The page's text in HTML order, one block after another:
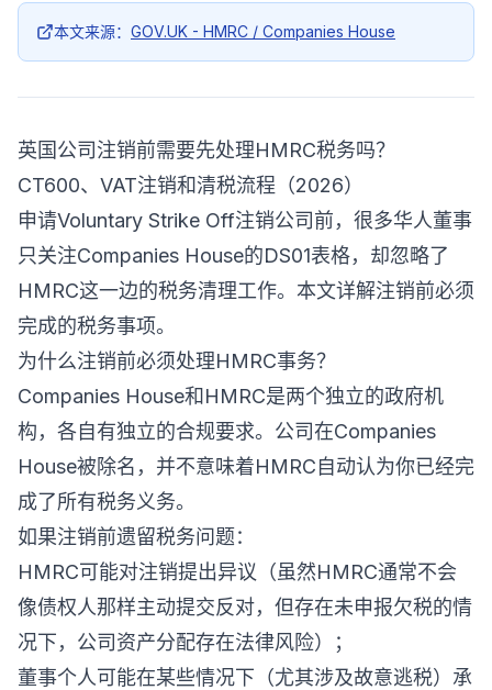
本文来源： GOV.UK - HMRC / Companies House
英国公司注销前需要先处理HMRC税务吗？
CT600、VAT注销和清税流程（2026）
申请Voluntary Strike Off注销公司前，很多华人董事
只关注Companies House的DS01表格，却忽略了
HMRC这一边的税务清理工作。本文详解注销前必须
完成的税务事项。
为什么注销前必须处理HMRC事务？
Companies House和HMRC是两个独立的政府机
构，各自有独立的合规要求。公司在Companies
House被除名，并不意味着HMRC自动认为你已经完
成了所有税务义务。
如果注销前遗留税务问题：
HMRC可能对注销提出异议（虽然HMRC通常不会
像债权人那样主动提交反对，但存在未申报欠税的情
况下，公司资产分配存在法律风险）；
董事个人可能在某些情况下（尤其涉及故意逃税）承